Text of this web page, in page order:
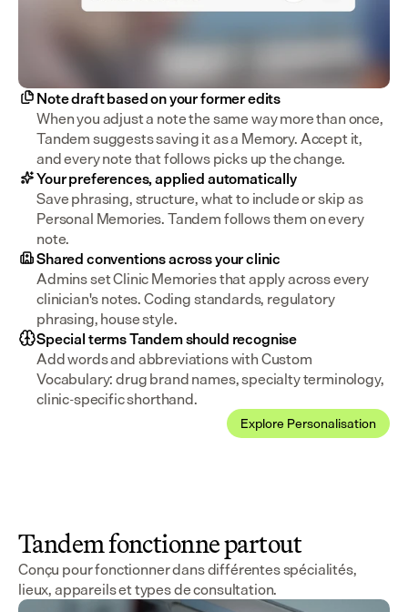
Explore Personalisation
Note draft based on your former edits
When you adjust a note the same way more than once,
Tandem suggests saving it as a Memory. Accept it,
and every note that follows picks up the change.
Your preferences, applied automatically
Save phrasing, structure, what to include or skip as
Personal Memories. Tandem follows them on every
note.
Shared conventions across your clinic
Admins set Clinic Memories that apply across every
clinician's notes. Coding standards, regulatory
phrasing, house style.
Special terms Tandem should recognise
Add words and abbreviations with Custom
Vocabulary: drug brand names, specialty terminology,
clinic-specific shorthand.
Tandem fonctionne partout
Conçu pour fonctionner dans différentes spécialités,
lieux, appareils et types de consultation.